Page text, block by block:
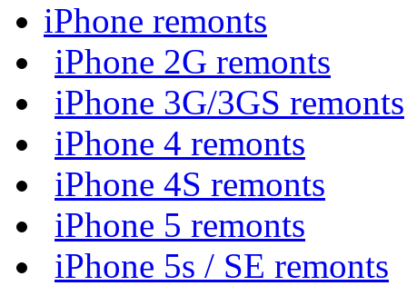
iPhone remonts
iPhone 2G remonts
iPhone 3G/3GS remonts
iPhone 4 remonts
iPhone 4S remonts
iPhone 5 remonts
iPhone 5s / SE remonts